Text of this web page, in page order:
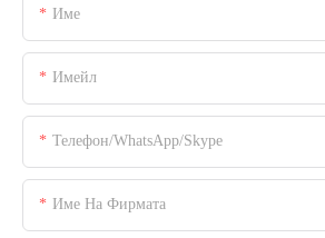
Име
Имейл
Телефон/WhatsApp/Skype
Име На Фирмата